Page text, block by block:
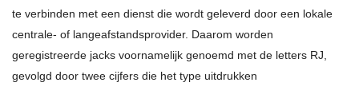
te verbinden met een dienst die wordt geleverd door een lokale
centrale- of langeafstandsprovider. Daarom worden
geregistreerde jacks voornamelijk genoemd met de letters RJ,
gevolgd door twee cijfers die het type uitdrukken